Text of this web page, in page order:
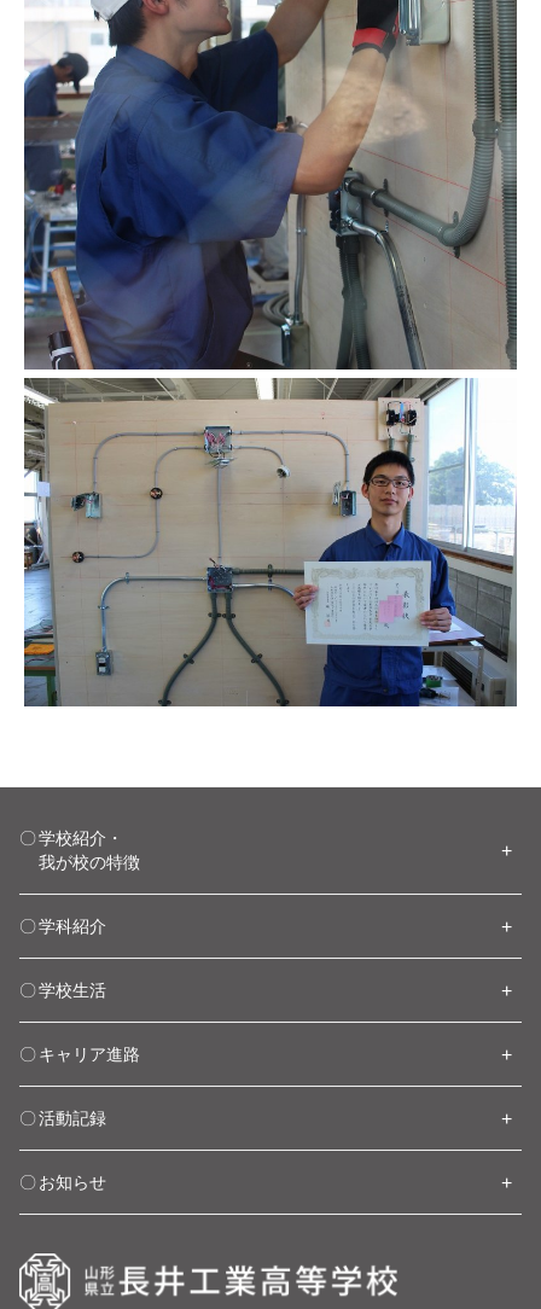
学校紹介・
我が校の特徴
学科紹介
学校生活
キャリア進路
活動記録
お知らせ